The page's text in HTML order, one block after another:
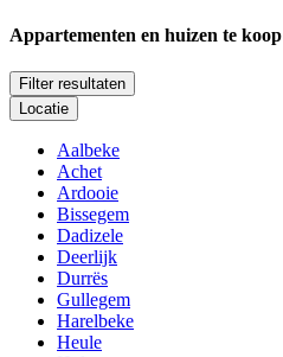
Appartementen en huizen te koop
Filter resultaten
Locatie
Aalbeke
Achet
Ardooie
Bissegem
Dadizele
Deerlijk
Durrës
Gullegem
Harelbeke
Heule